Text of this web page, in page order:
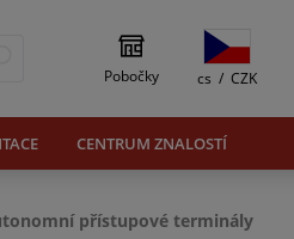
Pobočky cs / CZK
CENTRUM ZNALOSTÍ
přístupové terminály